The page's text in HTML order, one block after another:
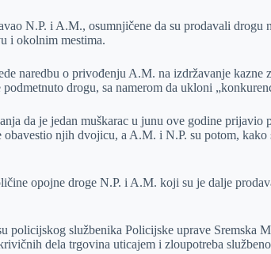
N.P. i A.M., osumnjičene da su prodavali drogu
i okolnim mestima.
naredbu o privođenju A.M. na izdržavanje kazne
drogu, sa namerom da ukloni
da je jedan muškarac u junu ove godine
njih dvojicu, a A.M. i N.P. su potom, kako
opojne droge N.P. i A.M. koji su je dalje
policijskog službenika Policijske uprave Sremska
dela ­t­­­­­­­­­rgovina uticajem i zloupotreba